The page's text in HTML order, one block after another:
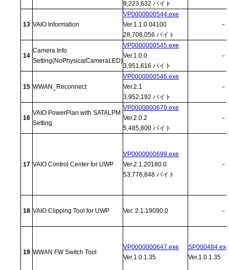
9,223,632 バイト
13 VAIO Information
VP0000000544.exe
Ver.1.1.0.04100
28,708,056 バイト
－
14
Camera Info
Setting(NoPhysicalCameraLED)
VP0000000545.exe
Ver.1.0.0
3,951,616 バイト
－
15 WWAN_Reconnect
VP0000000546.exe
Ver.2.1
3,952,192 バイト
－
16
VAIO PowerPlan with SATALPM
Setting
VP0000000670.exe
Ver.2.0.2
5,485,800 バイト
－
17 VAIO Control Center for UWP
VP0000000699.exe
Ver.2.1.20180.0
53,776,848 バイト
－
18 VAIO Clipping Tool for UWP Ver. 2.1.19090.0 －
19 WWAN FW Switch Tool
VP0000000647.exe
Ver.1.0.1.35
SP000484.exe
Ver.1.0.1.35